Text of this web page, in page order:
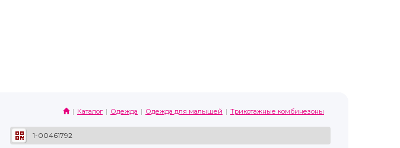
Каталог Одежда Одежда для малышей Трикотажные комбинезоны
1-00461792